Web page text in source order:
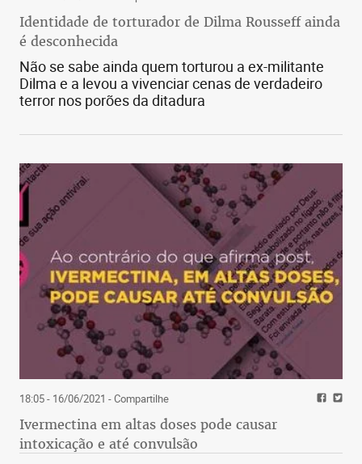
Identidade de torturador de Dilma Rousseff ainda
é desconhecida
Não se sabe ainda quem torturou a ex-militante
Dilma e a levou a vivenciar cenas de verdadeiro
terror nos porões da ditadura
18:05 - 16/06/2021 - Compartilhe
Ivermectina em altas doses pode causar
intoxicação e até convulsão